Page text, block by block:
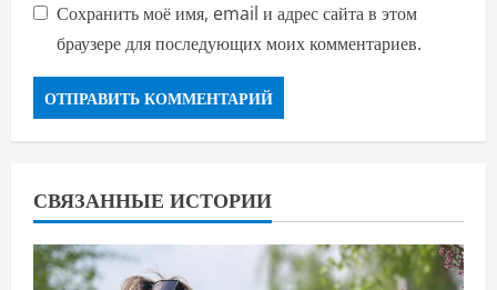
Сохранить моё имя, email и адрес сайта в этом
браузере для последующих моих комментариев.
СВЯЗАННЫЕ ИСТОРИИ